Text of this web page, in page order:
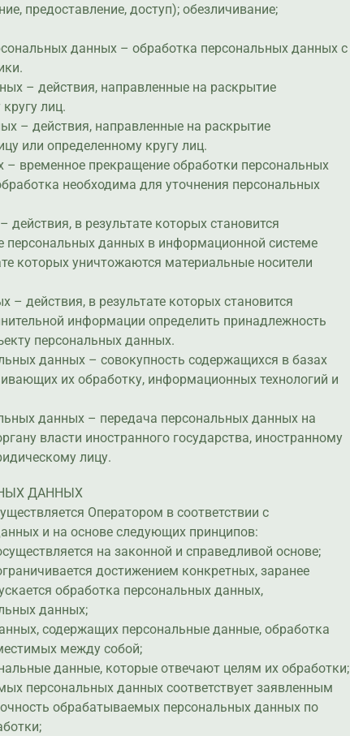
предоставление, доступ); обезличивание;
данных – обработка персональных данных с
– действия, направленные на раскрытие
лиц.
– действия, направленные на раскрытие
или определенному кругу лиц.
временное прекращение обработки персональных
необходима для уточнения персональных
в результате которых становится
данных в информационной системе
которых уничтожаются материальные носители
действия, в результате которых становится
информации определить принадлежность
персональных данных.
данных – совокупность содержащихся в базах
их обработку, информационных технологий и
данных – передача персональных данных на
власти иностранного государства, иностранному
лицу.
ДАННЫХ
Оператором в соответствии с
и на основе следующих принципов:
на законной и справедливой основе;
достижением конкретных, заранее
обработка персональных данных,
данных;
содержащих персональные данные, обработка
между собой;
данные, которые отвечают целям их обработки;
персональных данных соответствует заявленным
обрабатываемых персональных данных по